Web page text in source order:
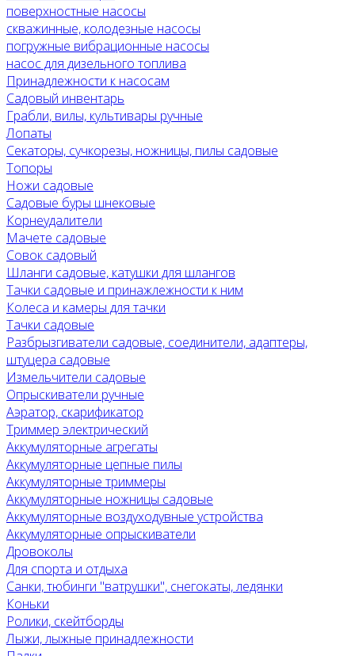
поверхностные насосы
скважинные, колодезные насосы
погружные вибрационные насосы
насос для дизельного топлива
Принадлежности к насосам
Садовый инвентарь
Грабли, вилы, культивары ручные
Лопаты
Секаторы, сучкорезы, ножницы, пилы садовые
Топоры
Ножи садовые
Садовые буры шнековые
Корнеудалители
Мачете садовые
Совок садовый
Шланги садовые, катушки для шлангов
Тачки садовые и принажлежности к ним
Колеса и камеры для тачки
Тачки садовые
Разбрызгиватели садовые, соединители, адаптеры,
штуцера садовые
Измельчители садовые
Опрыскиватели ручные
Аэратор, скарификатор
Триммер электрический
Аккумуляторные агрегаты
Аккумуляторные цепные пилы
Аккумуляторные триммеры
Аккумуляторные ножницы садовые
Аккумуляторные воздуходувные устройства
Аккумуляторные опрыскиватели
Дровоколы
Для спорта и отдыха
Санки, тюбинги "ватрушки", снегокаты, ледянки
Коньки
Ролики, скейтборды
Лыжи, лыжные принадлежности